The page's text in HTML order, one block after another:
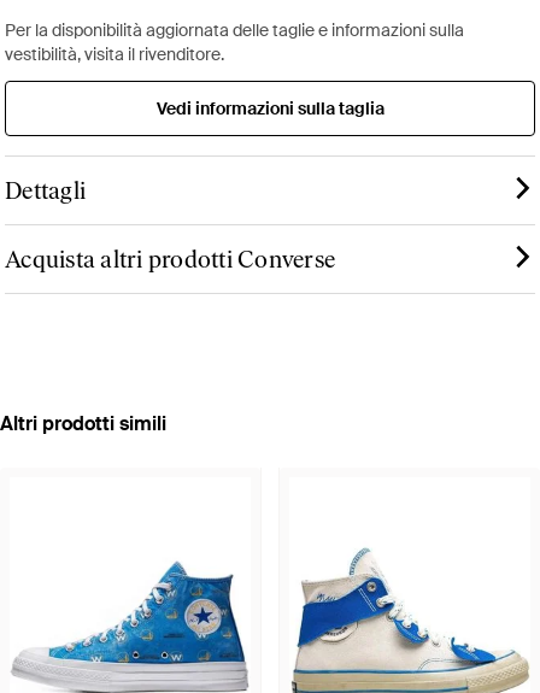
Per la disponibilità aggiornata delle taglie e informazioni sulla
vestibilità, visita il rivenditore.
Vedi informazioni sulla taglia
Dettagli
Acquista altri prodotti Converse
Altri prodotti simili